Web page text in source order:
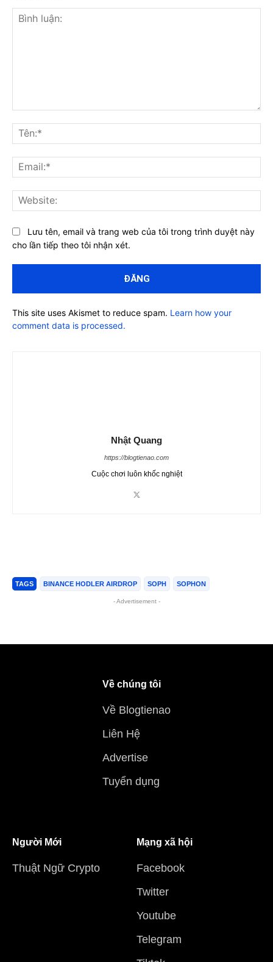
luận:
Lưu tên, email và trang web của tôi trong trình duyệt này
cho lần tiếp theo tôi nhận xét.
This site uses Akismet to reduce spam. Learn how your
comment data is processed.
Nhật Quang
https://blogtienao.com
Cuộc chơi luôn khốc nghiệt
TAGS BINANCE HODLER AIRDROP SOPH SOPHON
- Advertisement -
Về chúng tôi
Về Blogtienao
Liên Hệ
Advertise
Tuyển dụng
Người Mới
Thuật Ngữ Crypto
Mạng xã hội
Facebook
Twitter
Youtube
Telegram